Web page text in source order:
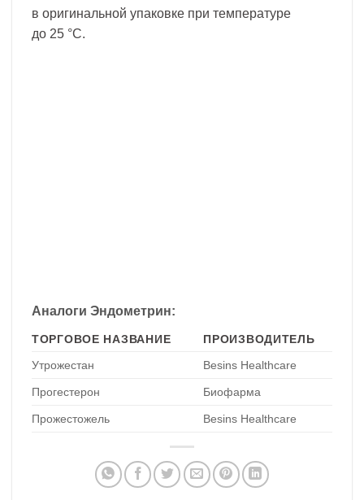
в оригинальной упаковке при температуре
до 25 °C.
Аналоги Эндометрин:
ТОРГОВОЕ НАЗВАНИЕ
ПРОИЗВОДИТЕЛЬ
Утрожестан
Besins Healthcare
Прогестерон Биофарма
Прожестожель Besins Healthcare